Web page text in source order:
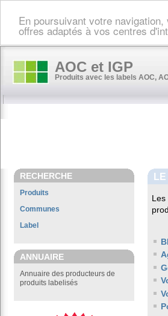
En poursuivant votre
offres adaptés à vos centres
AOC et IGP
Produits avec les labels AOC,
RECHERCHE
Produits
Communes
Label
ANNUAIRE
Annuaire des producteurs de
produits labelisés
LE